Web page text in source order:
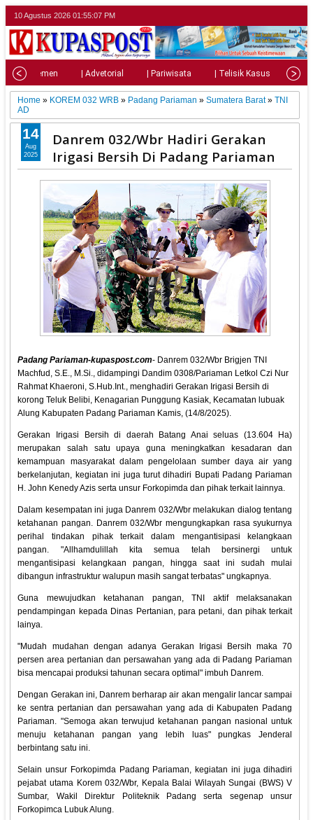
10 Agustus 2026 01:55:08 PM
| Parlemen | Advetorial | Pariwisata | Telisik Kasus |
Home » KOREM 032 WRB » Padang Pariaman »Sumatera Barat»TNI
AD
Danrem 032/Wbr Hadiri Gerakan
Irigasi Bersih Di Padang Pariaman
Padang Pariaman-kupaspost.com- Danrem 032/Wbr Brigjen TNI
Machfud, S.E., M.Si., didampingi Dandim 0308/Pariaman Letkol Czi Nur
Rahmat Khaeroni, S.Hub.Int., menghadiri Gerakan Irigasi Bersih di
korong Teluk Belibi, Kenagarian Punggung Kasiak, Kecamatan lubuak
Alung Kabupaten Padang Pariaman Kamis, (14/8/2025).
Gerakan Irigasi Bersih di daerah Batang Anai seluas (13.604 Ha)
merupakan salah satu upaya guna meningkatkan kesadaran dan
kemampuan masyarakat dalam pengelolaan sumber daya air yang
berkelanjutan, kegiatan ini juga turut dihadiri Bupati Padang Pariaman
H. John Kenedy Azis serta unsur Forkopimda dan pihak terkait lainnya.
Dalam kesempatan ini juga Danrem 032/Wbr melakukan dialog tentang
ketahanan pangan. Danrem 032/Wbr mengungkapkan rasa syukurnya
perihal tindakan pihak terkait dalam mengantisipasi kelangkaan
pangan. "Allhamdulillah kita semua telah bersinergi untuk
mengantisipasi kelangkaan pangan, hingga saat ini sudah mulai
dibangun infrastruktur walupun masih sangat terbatas" ungkapnya.
Guna mewujudkan ketahanan pangan, TNI aktif melaksanakan
pendampingan kepada Dinas Pertanian, para petani, dan pihak terkait
lainya.
"Mudah mudahan dengan adanya Gerakan Irigasi Bersih maka 70
persen area pertanian dan persawahan yang ada di Padang Pariaman
bisa mencapai produksi tahunan secara optimal" imbuh Danrem.
Dengan Gerakan ini, Danrem berharap air akan mengalir lancar sampai
ke sentra pertanian dan persawahan yang ada di Kabupaten Padang
Pariaman. "Semoga akan terwujud ketahanan pangan nasional untuk
menuju ketahanan pangan yang lebih luas" pungkas Jenderal
berbintang satu ini.
Selain unsur Forkopimda Padang Pariaman, kegiatan ini juga dihadiri
pejabat utama Korem 032/Wbr, Kepala Balai Wilayah Sungai (BWS) V
Sumbar, Wakil Direktur Politeknik Padang serta segenap unsur
Forkopimca Lubuk Alung.
14
Aug
2025